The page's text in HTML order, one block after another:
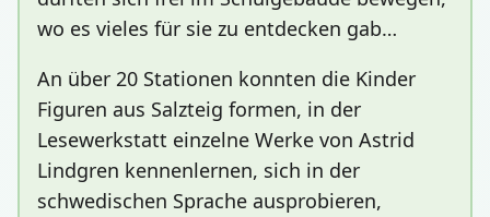
wo es vieles für sie zu entdecken gab…
An über 20 Stationen konnten die Kinder
Figuren aus Salzteig formen, in der
Lesewerkstatt einzelne Werke von Astrid
Lindgren kennenlernen, sich in der
schwedischen Sprache ausprobieren,